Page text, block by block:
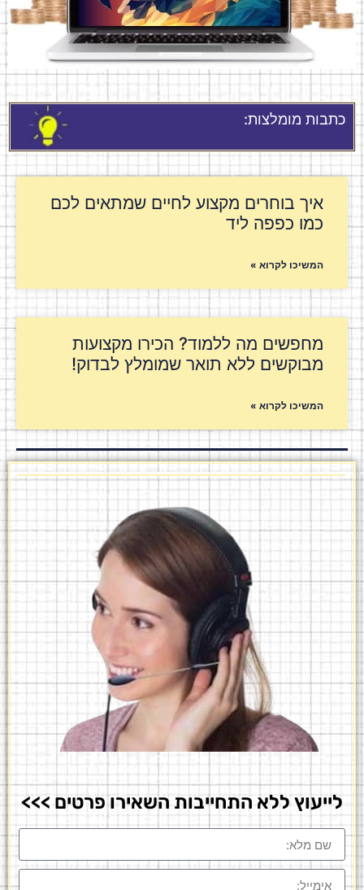
כתבות מומלצות:
איך בוחרים מקצוע לחיים שמתאים לכם
כמו כפפה ליד
המשיכו לקרוא »
מחפשים מה ללמוד? הכירו מקצועות
מבוקשים ללא תואר שמומלץ לבדוק!
המשיכו לקרוא »
לייעוץ ללא התחייבות השאירו פרטים >>>